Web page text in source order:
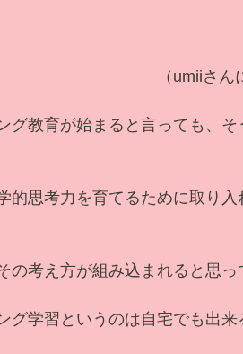
（umiiさん
グ教育が始まると言っても、
的思考力を育てるために取り
の考え方が組み込まれると思っ
グ学習というのは自宅でも出来